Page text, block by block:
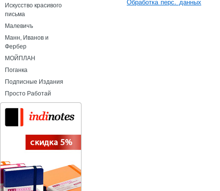
Искусство красивого
письма
Малевичъ
Манн, Иванов и
Фербер
МОЙПЛАН
Поганка
Подписные Издания
Просто Работай